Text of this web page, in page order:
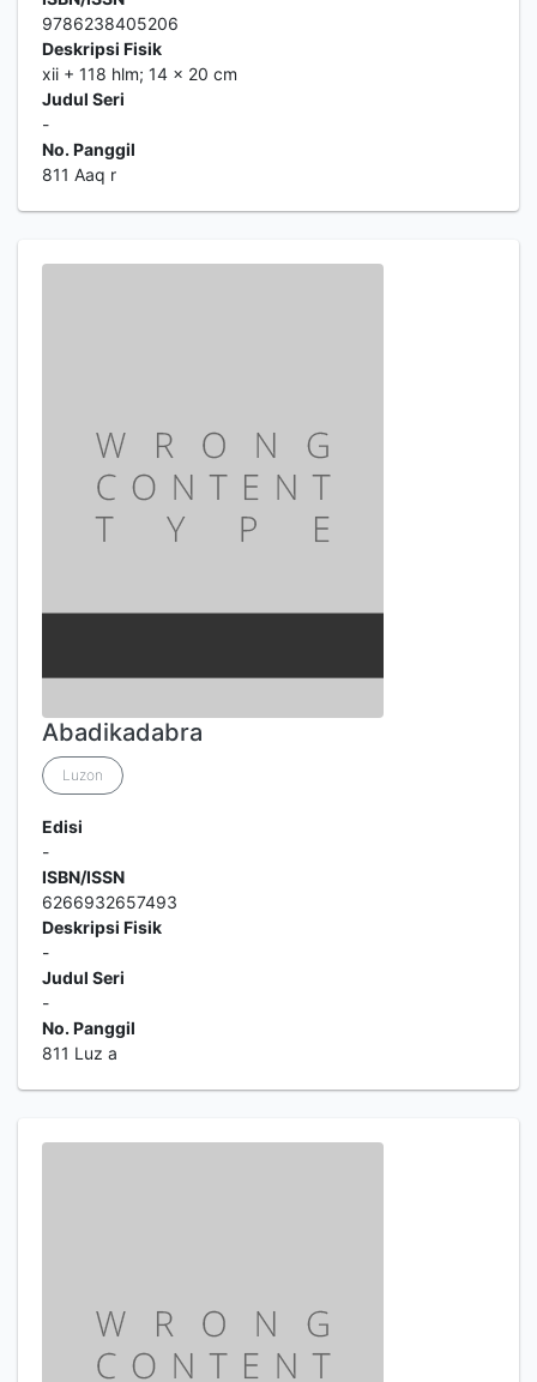
9786238405206
Deskripsi Fisik
xii + 118 hlm; 14 x 20 cm
Judul Seri
-
No. Panggil
811 Aaq r
Abadikadabra
Luzon
Edisi
-
ISBN/ISSN
6266932657493
Deskripsi Fisik
-
Judul Seri
-
No. Panggil
811 Luz a